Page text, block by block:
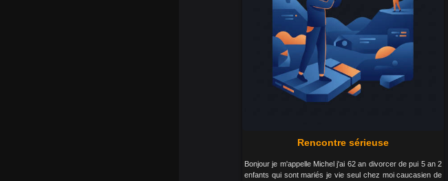
Rencontre sérieuse
Bonjour je m'appelle Michel j'ai 62 an divorcer de pui 5 an 2
enfants qui sont mariés je vie seul chez moi caucasien de